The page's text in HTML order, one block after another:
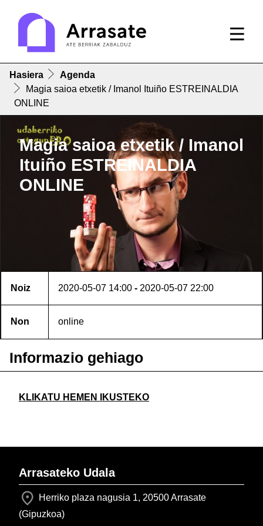
Hasiera
Agenda
Magia saioa etxetik / Imanol Ituiño ESTREINALDIA
ONLINE
Magia saioa etxetik / Imanol
Ituiño ESTREINALDIA
ONLINE
Noiz 2020-05-07 14:00 - 2020-05-07 22:00
Non online
Informazio gehiago
KLIKATU HEMEN IKUSTEKO
Arrasateko Udala
Herriko plaza nagusia 1, 20500 Arrasate
(Gipuzkoa)